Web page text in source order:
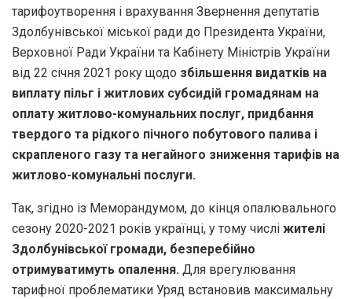
тарифоутворення і врахування Звернення депутатів
Здолбунівської міської ради до Президента України,
Верховної Ради України та Кабінету Міністрів України
від 22 січня 2021 року щодо збільшення видатків на
виплату пільг і житлових субсидій громадянам на
оплату житлово-комунальних послуг, придбання
твердого та рідкого пічного побутового палива і
скрапленого газу та негайного зниження тарифів на
житлово-комунальні послуги.
Так, згідно із Меморандумом, до кінця опалювального
сезону 2020-2021 років українці, у тому числі жителі
Здолбунівської громади, безперебійно
отримуватимуть опалення. Для врегулювання
тарифної проблематики Уряд встановив максимальну